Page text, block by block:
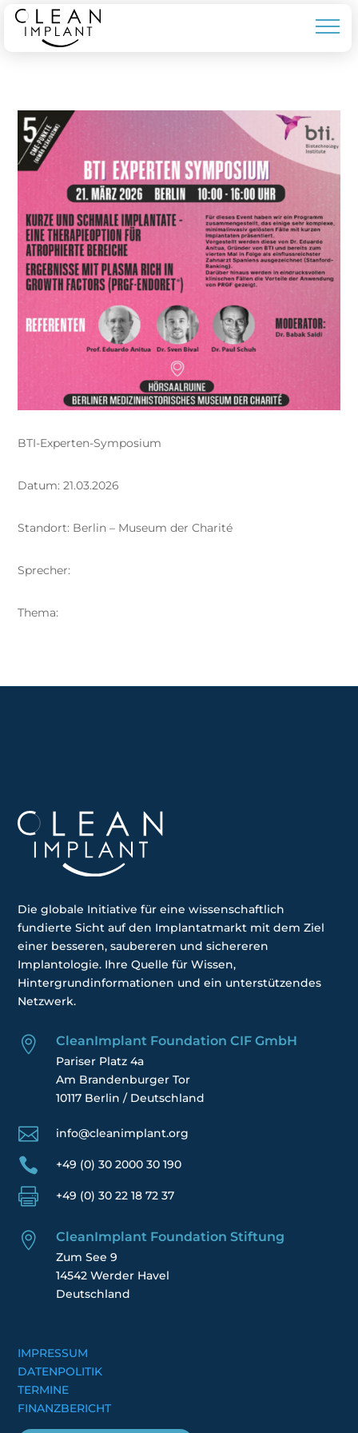
BTI-Experten-Symposium
Datum: 21.03.2026
Standort: Berlin – Museum der Charité
Sprecher:
Thema:
Die globale Initiative für eine wissenschaftlich
fundierte Sicht auf den Implantatmarkt mit dem Ziel
einer besseren, saubereren und sichereren
Implantologie. IhreQuelle für Wissen,
Hintergrundinformationen und ein unterstützendes
Netzwerk.
 CleanImplant Foundation CIF GmbH
Pariser Platz 4a
Am Brandenburger Tor
10117 Berlin / Deutschland
 info@cleanimplant.org
 +49 (0) 30 2000 30 190
 +49 (0) 30 22 18 72 37
 CleanImplant Foundation Stiftung
Zum See 9
14542 Werder Havel
Deutschland
IMPRESSUM
DATENPOLITIK
TERMINE
FINANZBERICHT